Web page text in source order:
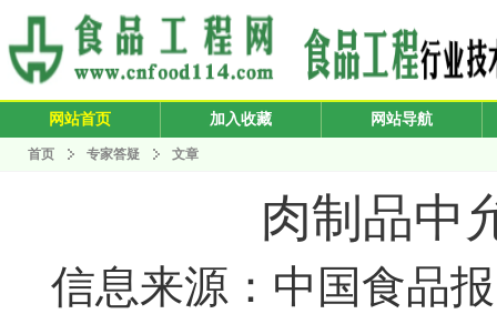
网站首页 加入收藏 网站导航
首页 专家答疑 文章
肉制品中
信息来源：中国食品